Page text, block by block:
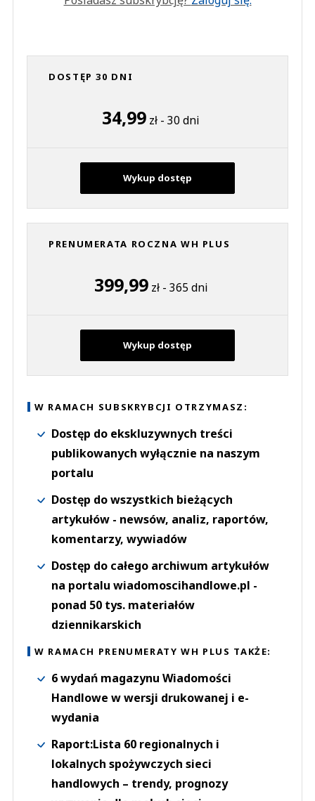
DOSTĘP 30 DNI
34,99 zł - 30 dni
Wykup dostęp
PRENUMERATA ROCZNA WH PLUS
399,99zł - 365 dni
Wykup dostęp
W RAMACH SUBSKRYBCJI OTRZYMASZ:
Dostęp do ekskluzywnych treści
publikowanych wyłącznie na naszym
portalu
Dostęp do wszystkich bieżących
artykułów - newsów, analiz, raportów,
komentarzy, wywiadów
Dostęp do całego archiwum artykułów
na portalu wiadomoscihandlowe.pl -
ponad 50 tys. materiałów
dziennikarskich
W RAMACH PRENUMERATY WH PLUS TAKŻE:
6 wydań magazynu Wiadomości
Handlowe w wersji drukowanej i e-
wydania
Raport:Lista 60 regionalnych i
lokalnych spożywczych sieci
handlowych – trendy, prognozy